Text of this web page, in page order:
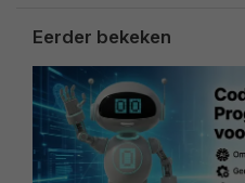
Eerder bekeken